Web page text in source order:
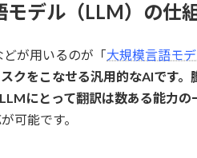
デル（LLM）の仕
どが用いるのが「大規模言語モ
クをこなせる汎用的なAIです
にとって翻訳は数ある能力の
可能です。